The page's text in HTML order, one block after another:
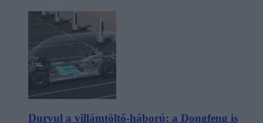
Durvul a villámtöltő-háború: a Dongfeng is